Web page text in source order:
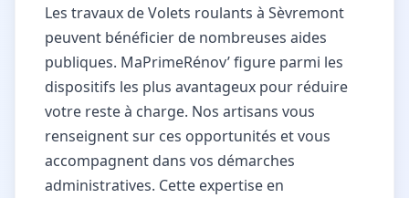
Les travaux de Volets roulants à Sèvremont
peuvent bénéficier de nombreuses aides
publiques. MaPrimeRénov’ figure parmi les
dispositifs les plus avantageux pour réduire
votre reste à charge. Nos artisans vous
renseignent sur ces opportunités et vous
accompagnent dans vos démarches
administratives. Cette expertise en